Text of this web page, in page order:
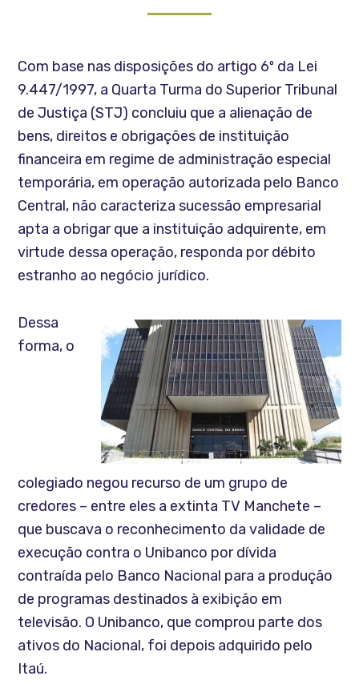
Com base nas disposições do artigo 6º da Lei
9.447/1997, a Quarta Turma do Superior Tribunal
de Justiça (STJ) concluiu que a alienação de
bens, direitos e obrigações de instituição
financeira em regime de administração especial
temporária, em operação autorizada pelo Banco
Central, não caracteriza sucessão empresarial
apta a obrigar que a instituição adquirente, em
virtude dessa operação, responda por débito
estranho ao negócio jurídico.
Dessa
forma, o
colegiado negou recurso de um grupo de
credores – entre eles a extinta TV Manchete –
que buscava o reconhecimento da validade de
execução contra o Unibanco por dívida
contraída pelo Banco Nacional para a produção
de programas destinados à exibição em
televisão. O Unibanco, que comprou parte dos
ativos do Nacional, foi depois adquirido pelo
Itaú.